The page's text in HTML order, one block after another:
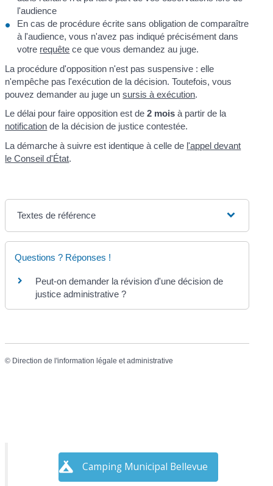
l'audience
En cas de procédure écrite sans obligation de comparaître
à l'audience, vous n'avez pas indiqué précisément dans
votre requête ce que vous demandez au juge.
La procédure d'opposition n'est pas suspensive : elle
n'empêche pas l'exécution de la décision. Toutefois, vous
pouvez demander au juge unsursis à exécution.
Le délai pour faire opposition est de2 mois à partir de la
notification de la décision de justice contestée.
La démarche à suivre est identique à celle de l'appel devant
le Conseil d'État.
Textes de référence
Questions ? Réponses !
Peut-on demander la révision d'une décision de
justice administrative ?
© Direction de l'information légale et administrative
Camping Municipal Bellevue